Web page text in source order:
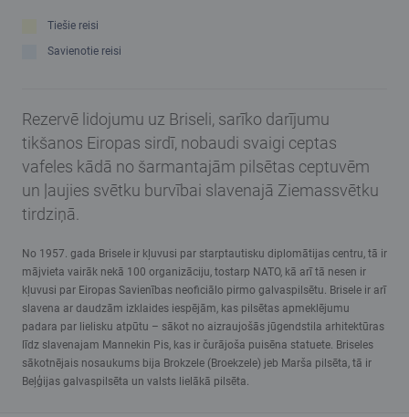
Tiešie reisi
Savienotie reisi
Rezervē lidojumu uz Briseli, sarīko darījumu
tikšanos Eiropas sirdī, nobaudi svaigi ceptas
vafeles kādā no šarmantajām pilsētas ceptuvēm
un ļaujies svētku burvībai slavenajā Ziemassvētku
tirdziņā.
No 1957. gada Brisele ir kļuvusi par starptautisku diplomātijas centru, tā ir
mājvieta vairāk nekā 100 organizāciju, tostarp NATO, kā arī tā nesen ir
kļuvusi par Eiropas Savienības neoficiālo pirmo galvaspilsētu. Brisele ir arī
slavena ar daudzām izklaides iespējām, kas pilsētas apmeklējumu
padara par lielisku atpūtu – sākot no aizraujošās jūgendstila arhitektūras
līdz slavenajam Mannekin Pis, kas ir čurājoša puisēna statuete. Briseles
sākotnējais nosaukums bija Brokzele (Broekzele) jeb Marša pilsēta, tā ir
Beļģijas galvaspilsēta un valsts lielākā pilsēta.